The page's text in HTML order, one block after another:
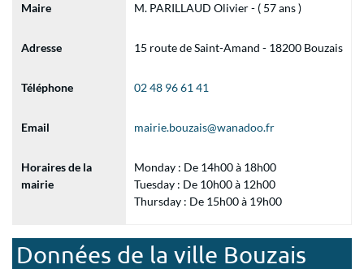
Maire M. PARILLAUD Olivier - ( 57 ans )
Adresse 15 route de Saint-Amand - 18200 Bouzais
Téléphone 02 48 96 61 41
Email mairie.bouzais@wanadoo.fr
Horaires de la
mairie
Monday : De 14h00 à 18h00
Tuesday : De 10h00 à 12h00
Thursday : De 15h00 à 19h00
Données de la ville Bouzais